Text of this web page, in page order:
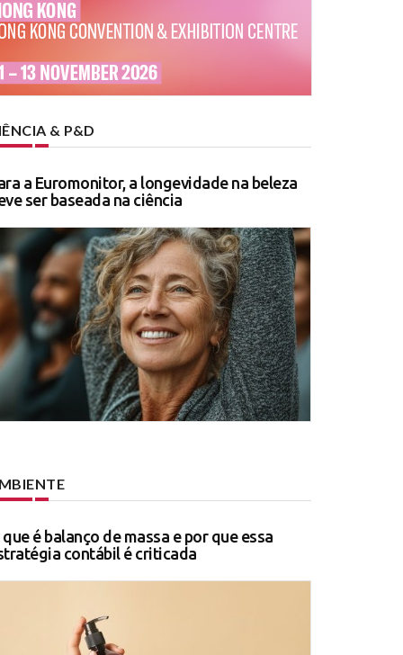
& P&D
a Euromonitor, a longevidade na beleza
ser baseada na ciência
que é balanço de massa e por que essa
contábil é criticada